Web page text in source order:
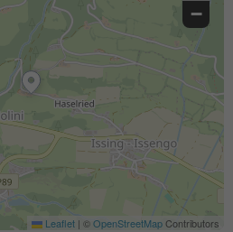
−
Leaflet | ©OpenStreetMapContributors